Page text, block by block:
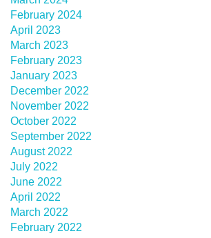
February 2024
April 2023
March 2023
February 2023
January 2023
December 2022
November 2022
October 2022
September 2022
August 2022
July 2022
June 2022
April 2022
March 2022
February 2022